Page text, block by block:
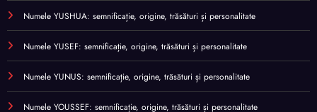
Numele YUSHUA: semnificație, origine, trăsături și personalitate
Numele YUSEF: semnificație, origine, trăsături și personalitate
Numele YUNUS: semnificație, origine, trăsături și personalitate
Numele YOUSSEF: semnificație, origine, trăsături și personalitate